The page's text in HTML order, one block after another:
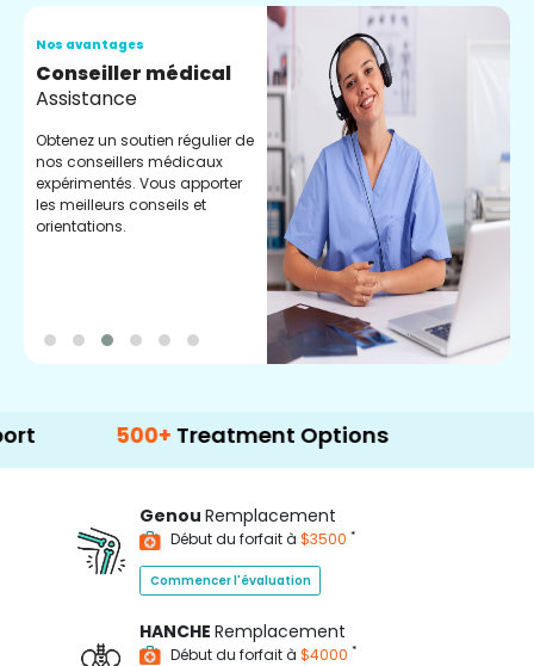
Nos avantages
Conseiller médical
Assistance
Obtenez un soutien régulier de
nos conseillers médicaux
expérimentés. Vous apporter
les meilleurs conseils et
orientations.
500+ Treatment Options
Genou Remplacement
Début du forfait à $3500 *
Commencer l'évaluation
HANCHE Remplacement
Début du forfait à $4000 *